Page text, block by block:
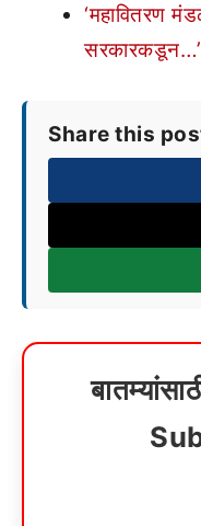
‘महावितरण
Share this